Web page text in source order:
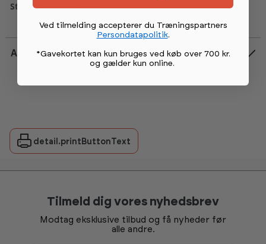
Stativ medfølger IKKE
Anmeldelser
detail.printButtonText
Tilmeld dig vores nyhedsbrev
Modtag eksklusive tilbud og få nyheder før
alle andre.
Ved tilmelding accepterer du Træningspartners
Persondatapolitik.
*Gavekortet kan kun bruges ved køb over 700 kr.
og gælder kun online.